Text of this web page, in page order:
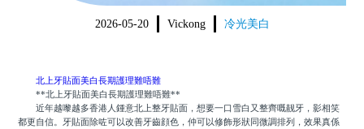
美學收費
箍牙收費
2026-05-20 Vickong 冷光美白
北上牙貼面美白長期護理難唔難
**北上牙貼面美白長期護理難唔難**
近年越嚟越多香港人鍾意北上整牙貼面，想要一口雪白又整齊嘅靓牙，影相笑
都更自信。牙貼面除咗可以改善牙齒顔色，仲可以修飾形狀同微調排列，效果真係